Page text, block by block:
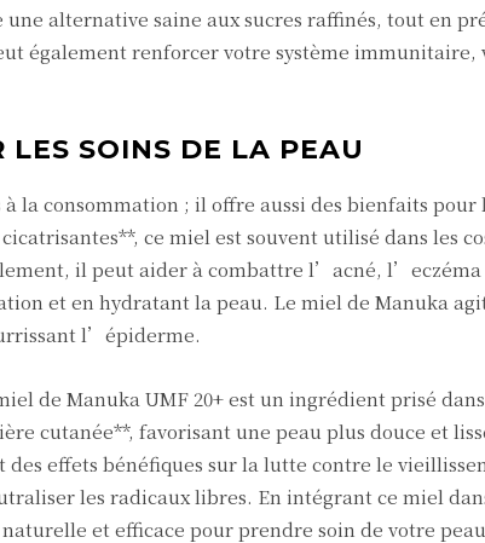
alternative saine aux sucres raffinés, tout en
également renforcer votre système immunitaire,
SOINS DE LA PEAU
la consommation ; il offre aussi des bienfaits pour
ce miel est souvent utilisé dans les
il peut aider à combattre l’acné,
et en hydratant la peau. Le miel de Manuka
l’épiderme.
de Manuka UMF 20+ est un ingrédient prisé
cutanée**, favorisant une peau plus douce et
effets bénéfiques sur la lutte contre le
les radicaux libres. En intégrant ce miel
et efficace pour prendre soin de votre